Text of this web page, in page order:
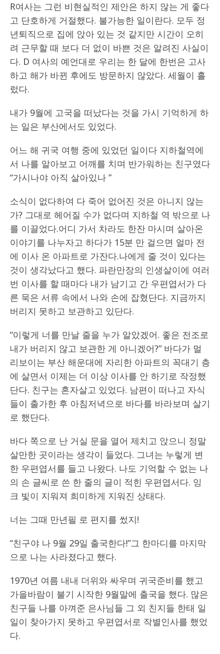
R여사는 그런 비현실적인 제안은 하지 않는 게 좋다
고 단호하게 거절했다. 불가능한 일이란다. 모두 정
년퇴직으로 집에 앉아 있는 것 같지만 시간이 오히
려 근무할 때 보다 더 없이 바쁜 것은 알려진 사실이
다. D 여사의 예언대로 우리는 한 달에 한번은 고사
하고 해가 바뀐 후에도 방문하지 않았다. 세월이 흘
렀다.
내가 9월에 고국을 떠났다는 것을 가시 기억하게 하
는 일은 부산에서도 있었다.
어느 해 귀국 여행 중에 있었던 일이다 지하철역에
서 나를 알아보고 어깨를 치며 반가워하는 친구였다
“가시나야 아직 살아있나 ”
소식이 없다하여 다 죽어 없어진 것은 아니지 않는
가? 그대로 헤어질 수가 없다며 지하철 역 밖으로 나
를 이끌었다.어디 가서 차라도 한잔 마시며 살아온
이야기를 나누자고 하다가 15분 만 걸으면 얼마 전
에 이사 온 아파트로 가잔다.나에게 줄 것이 있다는
것이 생각났다고 했다. 파란만장의 인생살이에 여러
번 이사를 할 때마다 내가 남기고 간 우편엽서가 다
른 묵은 서류 속에서 나와 손에 잡혔단다. 지금까지
버리지 못하고 보관하고 있단다.
“이렇게 너를 만날 줄을 누가 알았겠어. 좋은 전조로
내가 버리지 않고 보관한 게 아니겠어?” 바다가 멀
리보이는 부산 해운대에 자리한 아파트의 꼭대기 층
에 살면서 이제는 더 이상 이사를 안 하기로 작정했
단다. 친구는 혼자살고 있었다. 남편이 떠나고 자식
들이 출가한 후 아침저녁으로 바다를 바라보며 살기
로 했단다.
바다 쪽으로 난 거실 문을 열어 제치고 앉으니 정말
살만한 곳이라는 생각이 들었다. 그녀는 누렇게 변
한 우편엽서를 들고 나왔다. 나도 기억할 수 없는 나
의 손 글씨로 쓴 한 줄의 글이 적힌 우편엽서다. 잉
크 빛이 지워져 희미하게 지워진 상태다.
너는 그때 만년필 로 편지를 썼지!
“친구야 나 9월 29일 출국한다!”그 한마디를 마지막
으로 나는 사라졌다고 했다.
1970년 여름 내내 더위와 싸우며 귀국준비를 했고
가을바람이 불기 시작한 9월말에 출국을 했다. 많은
친구들 나를 아껴준 은사님들 그 외 친지들 한태 일
일이 찾아가지 못하고 우편엽서로 작별인사를 했었
다.